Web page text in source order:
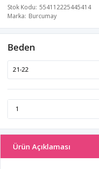
Stok Kodu 554112225445414
Marka Burcumay
Beden
Ürün Açıklaması